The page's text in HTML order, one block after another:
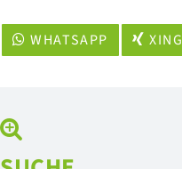
WHATSAPP XING